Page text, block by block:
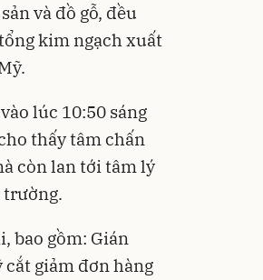
và đồ gỗ, đều
kim ngạch xuất
lúc 10:50 sáng
thấy tâm chấn
còn lan tới tâm lý
bao gồm: Gián
giảm đơn hàng